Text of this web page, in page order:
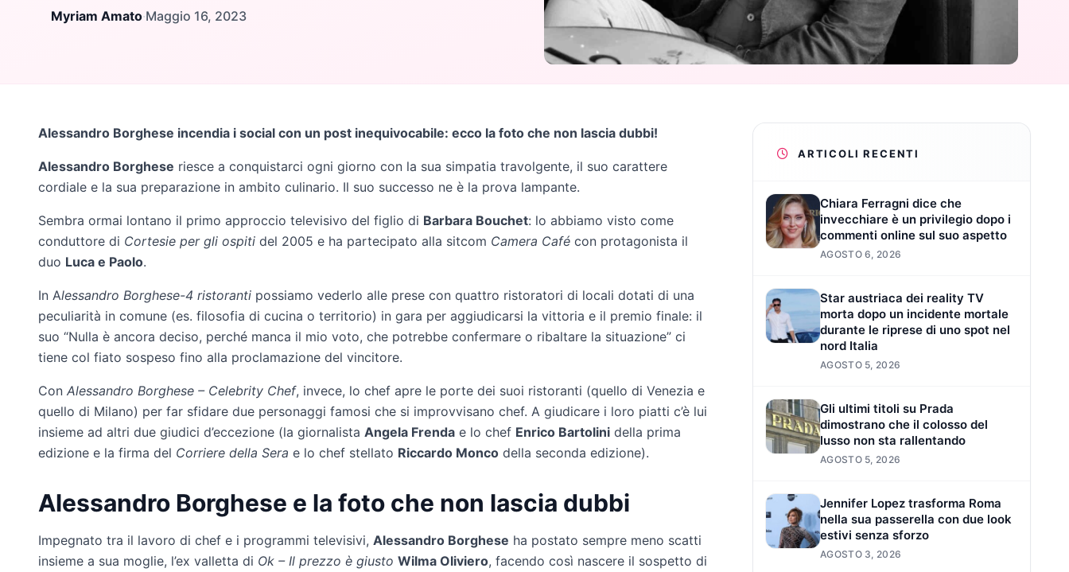
Myriam Amato·Maggio 16, 2023
Alessandro Borghese incendia i social con un post inequivocabile: ecco la foto che non lascia dubbi!
Alessandro Borghese riesce a conquistarci ogni giorno con la sua simpatia travolgente, il suo carattere
cordiale e la sua preparazione in ambito culinario. Il suo successo ne è la prova lampante.
Sembra ormai lontano il primo approccio televisivo del figlio di Barbara Bouchet: lo abbiamo visto come
conduttore di Cortesie per gli ospiti del 2005 e ha partecipato alla sitcom Camera Café con protagonista il
duo Luca e Paolo.
In Alessandro Borghese-4 ristoranti possiamo vederlo alle prese con quattro ristoratori di locali dotati di una
peculiarità in comune (es. filosofia di cucina o territorio) in gara per aggiudicarsi la vittoria e il premio finale: il
suo “Nulla è ancora deciso, perché manca il mio voto, che potrebbe confermare o ribaltare la situazione” ci
tiene col fiato sospeso fino alla proclamazione del vincitore.
Con Alessandro Borghese – Celebrity Chef, invece, lo chef apre le porte dei suoi ristoranti (quello di Venezia e
quello di Milano) per far sfidare due personaggi famosi che si improvvisano chef. A giudicare i loro piatti c’è lui
insieme ad altri due giudici d’eccezione (la giornalista Angela Frenda e lo chef Enrico Bartolini della prima
edizione e la firma del Corriere della Sera e lo chef stellato Riccardo Monco della seconda edizione).
Alessandro Borghese e la foto che non lascia dubbi
Impegnato tra il lavoro di chef e i programmi televisivi, Alessandro Borghese ha postato sempre meno scatti
insieme a sua moglie, l’ex valletta di Ok – Il prezzo è giusto Wilma Oliviero, facendo così nascere il sospetto di
ARTICOLI RECENTI
Chiara Ferragni dice che
invecchiare è un privilegio dopo i
commenti online sul suo aspetto
AGOSTO 6, 2026
Star austriaca dei reality TV
morta dopo un incidente mortale
durante le riprese di uno spot nel
nord Italia
AGOSTO 5, 2026
Gli ultimi titoli su Prada
dimostrano che il colosso del
lusso non sta rallentando
AGOSTO 5, 2026
Jennifer Lopez trasforma Roma
nella sua passerella con due look
estivi senza sforzo
AGOSTO 3, 2026